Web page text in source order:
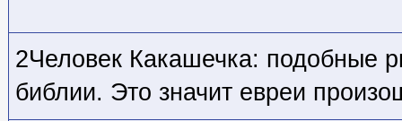
2Человек Какашечка: подобные
библии. Это значит евреи